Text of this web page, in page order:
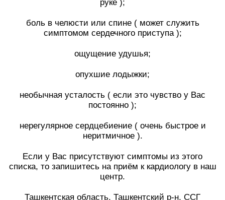
руке );
боль в челюсти или спине ( может служить
симптомом сердечного приступа );
ощущение удушья;
опухшие лодыжки;
необычная усталость ( если это чувство у Вас
постоянно );
нерегулярное сердцебиение ( очень быстрое и
неритмичное ).
Если у Вас присутствуют симптомы из этого
списка, то запишитесь на приём к кардиологу в наш
центр.
Ташкентская область, Ташкентский р-н, ССГ